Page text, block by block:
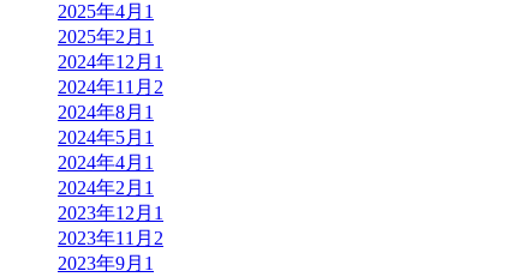
2025年4月 1
2025年2月 1
2024年12月 1
2024年11月 2
2024年8月 1
2024年5月 1
2024年4月 1
2024年2月 1
2023年12月 1
2023年11月 2
2023年9月 1